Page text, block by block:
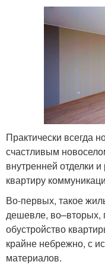
Практически всегда
счастливым
внутренней отделки
квартиру
Во-первых, такое
дешевле, во–вторых,
обустройство
крайне небрежно, с
материалов.